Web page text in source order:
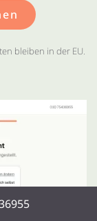
bleiben in der EU.